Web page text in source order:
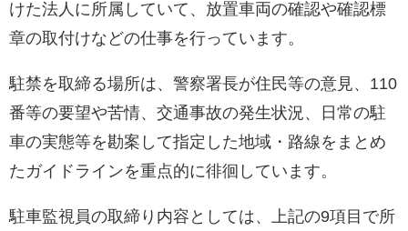
けた法人に所属していて、放置車両の確認や確認標
章の取付けなどの仕事を行っています。
駐禁を取締る場所は、警察署長が住民等の意見、110
番等の要望や苦情、交通事故の発生状況、日常の駐
車の実態等を勘案して指定した地域・路線をまとめ
たガイドラインを重点的に徘徊しています。
駐車監視員の取締り内容としては、上記の9項目で所